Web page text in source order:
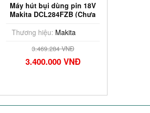
Máy hút bụi dùng pin 18V
Makita DCL284FZB (Chưa
Thương hiệu: Makita
3.469.284 VNĐ
3.400.000 VNĐ